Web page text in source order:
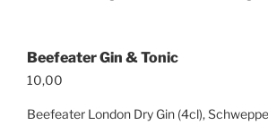
Beefeater Gin & Tonic
10,00
Beefeater London Dry Gin (4cl),